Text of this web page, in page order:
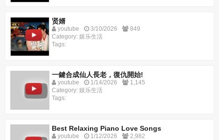
贤婿
youtube 3/10/2026
849
Category: 娱乐生活
Tags:
一鍵合成仙人長老，復仇開始!
youtube 1/14/2026
1,145
Category: 娱乐生活
Tags:
Best Relaxing Piano Love Songs
youtube 1/12/2026
2,982